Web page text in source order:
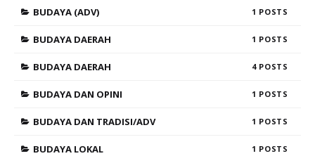
BUDAYA (ADV) 1
BUDAYA DAERAH 1
BUDAYA DAERAH 4
BUDAYA DAN OPINI 1
BUDAYA DAN TRADISI/ADV 1
BUDAYA LOKAL 1